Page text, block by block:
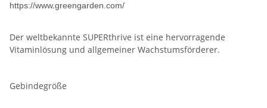
https://www.greengarden.com/
Der weltbekannte SUPERthrive ist eine hervorragende
Vitaminlösung und allgemeiner Wachstumsförderer.
Gebindegröße